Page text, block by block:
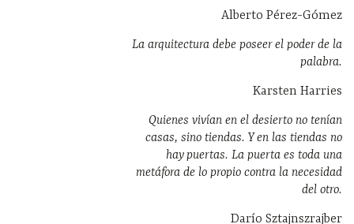
Alberto Pérez-Gómez
La arquitectura debe poseer el poder de la
palabra.
Karsten Harries
Quienes vivían en el desierto no tenían
casas, sino tiendas. Y en las tiendas no
hay puertas. La puerta es toda una
metáfora de lo propio contra la necesidad
del otro.
Darío Sztajnszrajber